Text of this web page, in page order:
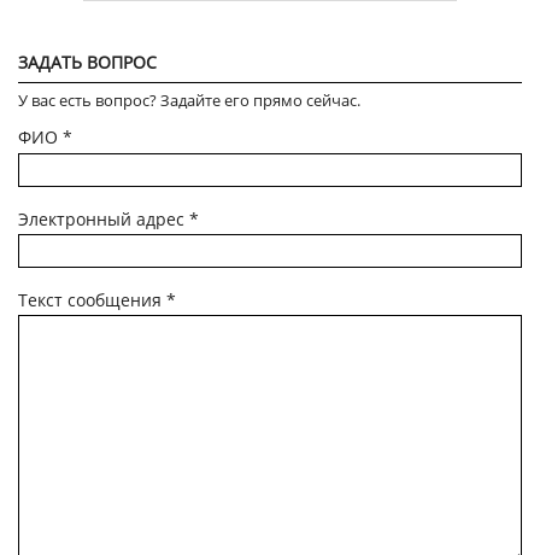
ЗАДАТЬ ВОПРОС
У вас есть вопрос? Задайте его прямо сейчас.
ФИО *
Электронный адрес *
Текст сообщения *